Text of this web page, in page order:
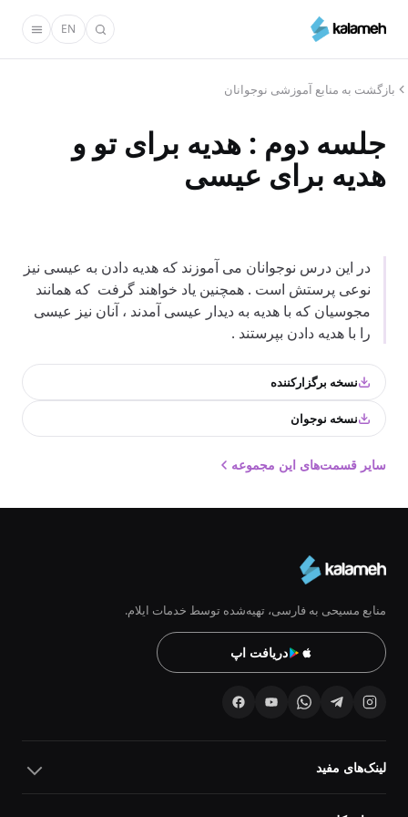
محتوای
EN
بازگشت به منابع آموزشی نوجوانان
جلسه دوم : هديه برای تو و
هديه برای عیسی
در این درس نوجوانان می آموزند که هدیه دادن به عیسی نیز
نوعی پرستش است . همچنین یاد خواهند گرفت که همانند
مجوسیان که با هدیه به دیدار عیسی آمدند ، آنان نیز عیسی
را با هدیه دادن بپرستند .
نسخه برگزارکننده
نسخه نوجوان
سایر قسمت‌های این مجموعه
منابع مسیحی به فارسی، تهیه‌شده توسط خدمات ایلام.
دریافت اپ
لینک‌های مفید